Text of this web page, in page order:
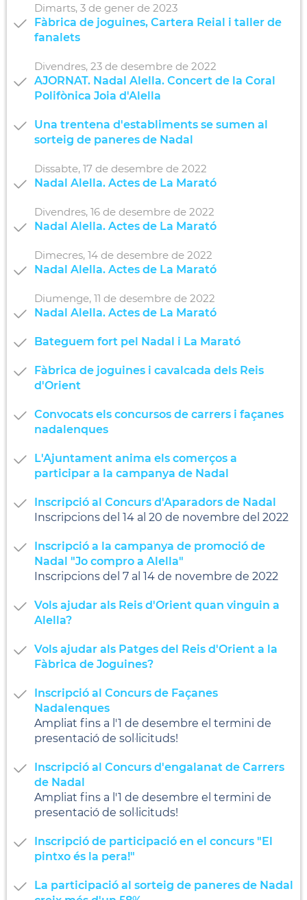
Dimarts, 3 de gener de 2023
Fàbrica de joguines, Cartera Reial i taller de
fanalets
Divendres, 23 de desembre de 2022
AJORNAT. Nadal Alella. Concert de la Coral
Polifònica Joia d'Alella
Una trentena d'establiments se sumen al
sorteig de paneres de Nadal
Dissabte, 17 de desembre de 2022
Nadal Alella. Actes de La Marató
Divendres, 16 de desembre de 2022
Nadal Alella. Actes de La Marató
Dimecres, 14 de desembre de 2022
Nadal Alella. Actes de La Marató
Diumenge, 11 de desembre de 2022
Nadal Alella. Actes de La Marató
Bateguem fort pel Nadal i La Marató
Fàbrica de joguines i cavalcada dels Reis
d'Orient
Convocats els concursos de carrers i façanes
nadalenques
L'Ajuntament anima els comerços a
participar a la campanya de Nadal
Inscripció al Concurs d'Aparadors de Nadal
Inscripcions del 14 al 20 de novembre del 2022
Inscripció a la campanya de promoció de
Nadal "Jo compro a Alella"
Inscripcions del 7 al 14 de novembre de 2022
Vols ajudar als Reis d'Orient quan vinguin a
Alella?
Vols ajudar als Patges del Reis d'Orient a la
Fàbrica de Joguines?
Inscripció al Concurs de Façanes
Nadalenques
Ampliat fins a l'1 de desembre el termini de
presentació de sol·licituds!
Inscripció al Concurs d'engalanat de Carrers
de Nadal
Ampliat fins a l'1 de desembre el termini de
presentació de sol·licituds!
Inscripció de participació en el concurs "El
pintxo és la pera!"
La participació al sorteig de paneres de Nadal